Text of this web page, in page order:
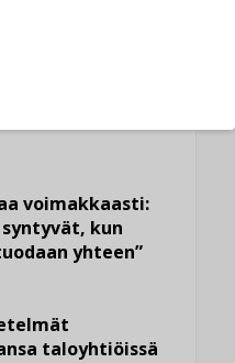
voimakkaasti:
kun
yhteen”
taloyhtiöissä